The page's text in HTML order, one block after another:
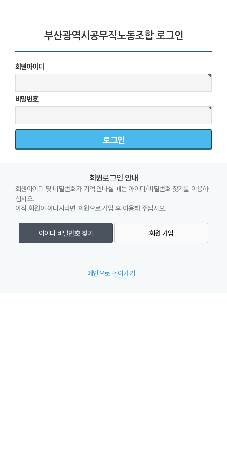
부산광역시공무직노동조합 로그인
회원아이디
비밀번호
회원로그인 안내
회원아이디 및 비밀번호가 기억 안나실 때는 아이디/비밀번호 찾기를 이용하
십시오.
아직 회원이 아니시라면 회원으로 가입 후 이용해 주십시오.
아이디 비밀번호 찾기 회원 가입
메인으로 돌아가기